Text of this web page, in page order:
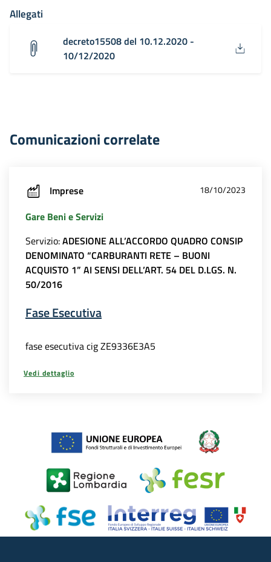
Allegati
decreto15508 del 10.12.2020 -
10/12/2020
Comunicazioni correlate
Imprese 18/10/2023
Gare Beni e Servizi
Servizio:ADESIONE ALL’ACCORDO QUADRO CONSIP
DENOMINATO “CARBURANTI RETE – BUONI
ACQUISTO 1” AI SENSI DELL’ART. 54 DEL D.LGS. N.
50/2016
Fase Esecutiva
fase esecutiva cig ZE9336E3A5
Vedi dettaglio